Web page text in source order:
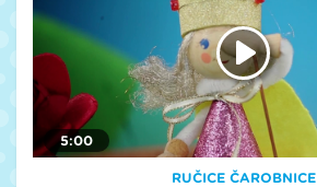
5:00
RUČICE ČAROBNICE